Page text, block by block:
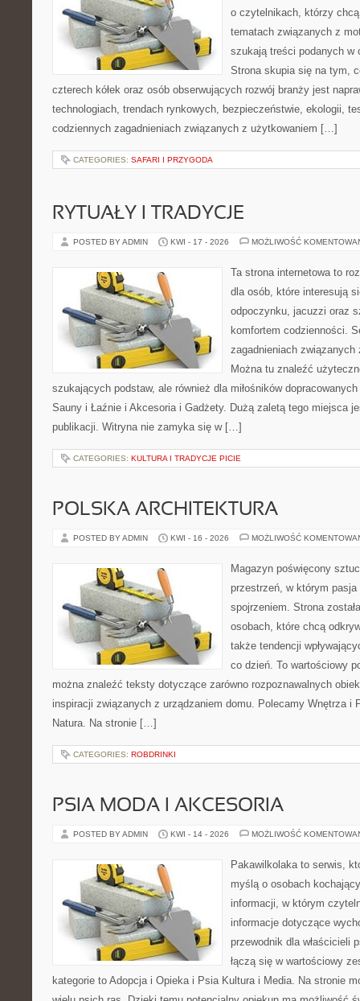
o czytelnikach, którzy
tematach związanych z
szukają treści podanych
Strona skupia się na tym,
czterech kółek oraz osób obserwujących rozwój branży jest
technologiach, trendach rynkowych, bezpieczeństwie, ekologii,
codziennych zagadnieniach związanych z użytkowaniem […]
CATEGORIES: SAFARI I PRZYGODA
RYTUAŁY I TRADYCJE
POSTED BY ADMIN KWI - 17 - 2026 MOŻLIWOŚĆ
Ta strona internetowa to
dla osób, które interesują
odpoczynku, jacuzzi oraz
komfortem codzienności.
zagadnieniach
Można tu znaleźć
szukających podstaw, ale również dla miłośników
Sauny i Łaźnie i Akcesoria i Gadżety. Dużą zaletą tego miejsca
publikacji. Witryna nie zamyka się w […]
CATEGORIES: KULTURA I TRADYCJE PICIE
POLSKA ARCHITEKTURA
POSTED BY ADMIN KWI - 16 - 2026 MOŻLIWOŚĆ
Magazyn poświęcony
przestrzeń, w którym
spojrzeniem. Strona
osobach, które chcą
także tendencji
co dzień. To wartościowy
można znaleźć teksty dotyczące zarówno rozpoznawalnych
inspiracji związanych z urządzaniem domu. Polecamy Wnętrza i
Natura. Na stronie […]
CATEGORIES: ROBDRINKI
PSIA MODA I AKCESORIA
POSTED BY ADMIN KWI - 14 - 2026 MOŻLIWOŚĆ
Pakawilkolaka to serwis,
myślą o osobach
informacji, w którym
informacje dotyczące
przewodnik dla właścicieli
łączą się w wartościowy
kategorie to Adopcja i Opieka i Psia Kultura i Media. Na stronie